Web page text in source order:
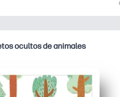
ocultos de animales